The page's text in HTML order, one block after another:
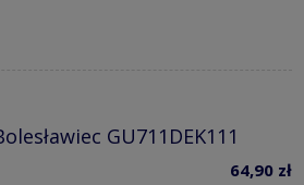
GU711DEK111
64,90 zł